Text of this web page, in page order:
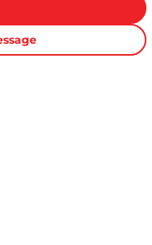
de petites annonces
ou louer plus